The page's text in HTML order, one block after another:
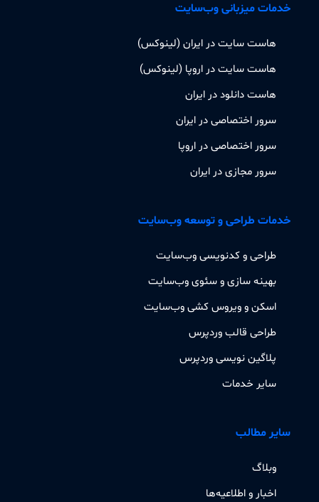
خدمات میزبانی وب‌سایت
هاست سایت در ایران (لینوکس)
هاست سایت در اروپا (لینوکس)
هاست دانلود در ایران
سرور اختصاصی در ایران
سرور اختصاصی در اروپا
سرور مجازی در ایران
خدمات طراحی و توسعه وب‌سایت
طراحی و کدنویسی وب‌سایت
بهینه سازی و سئوی وب‌سایت
اسکن و ویروس کشی وب‌سایت
طراحی قالب وردپرس
پلاگین نویسی وردپرس
سایر خدمات
سایر مطالب
وبلاگ
اخبار و اطلاعیه‌ها